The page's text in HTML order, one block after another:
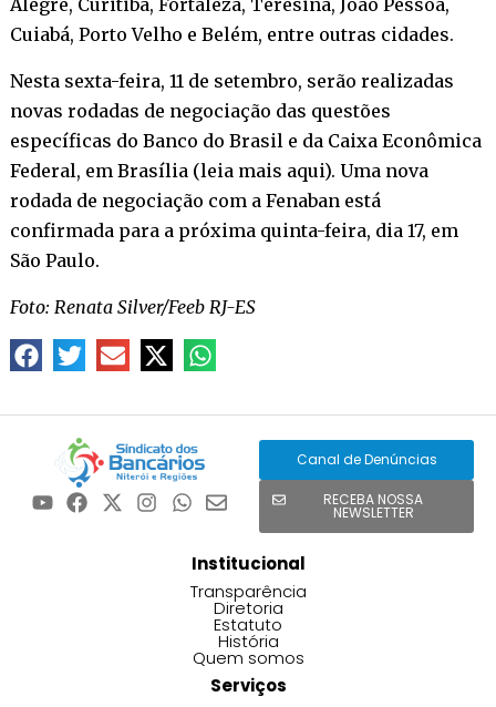
Cuiabá, Porto Velho e Belém, entre outras cidades.
Nesta sexta-feira, 11 de setembro, serão realizadas
novas rodadas de negociação das questões
específicas do Banco do Brasil e da Caixa Econômica
Federal, em Brasília (leia mais aqui). Uma nova
rodada de negociação com a Fenaban está
confirmada para a próxima quinta-feira, dia 17, em
São Paulo.
Foto: Renata Silver/Feeb RJ-ES
Canal de Denúncias
RECEBA NOSSA
NEWSLETTER
Institucional
Transparência
Diretoria
Estatuto
História
Quem somos
Serviços